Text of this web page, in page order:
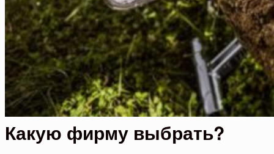
Какую фирму выбрать?